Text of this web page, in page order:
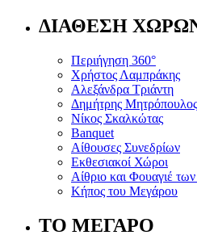
ΔΙΑΘΕΣΗ
Περιήγηση 360°
Χρήστος Λαμπράκης
Αλεξάνδρα Τριάντη
Δημήτρης Μητρόπουλος
Νίκος Σκαλκώτας
Banquet
Αίθουσες Συνεδρίων
Εκθεσιακοί Χώροι
Αίθριο και Φουαγιέ
Κήπος του Μεγάρου
ΤΟ ΜΕΓΑΡΟ